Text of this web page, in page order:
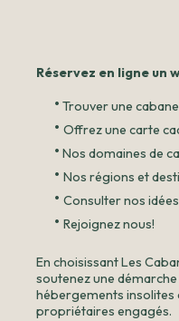
Réservez en ligne un
• Trouver une cabane
• Offrez une carte
• Nos domaines de
• Nos régions et
• Consulter nos
• Rejoignez nous!
En choisissant Les
soutenez une
hébergements insolites
propriétaires engagés.